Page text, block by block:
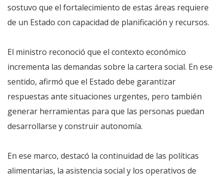
sostuvo que el fortalecimiento de estas áreas requiere
de un Estado con capacidad de planificación y recursos.
El ministro reconoció que el contexto económico
incrementa las demandas sobre la cartera social. En ese
sentido, afirmó que el Estado debe garantizar
respuestas ante situaciones urgentes, pero también
generar herramientas para que las personas puedan
desarrollarse y construir autonomía.
En ese marco, destacó la continuidad de las políticas
alimentarias, la asistencia social y los operativos de